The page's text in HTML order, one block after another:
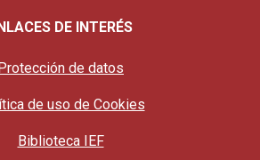
DE INTERÉS
Protección de datos
de uso de Cookies
Biblioteca IEF